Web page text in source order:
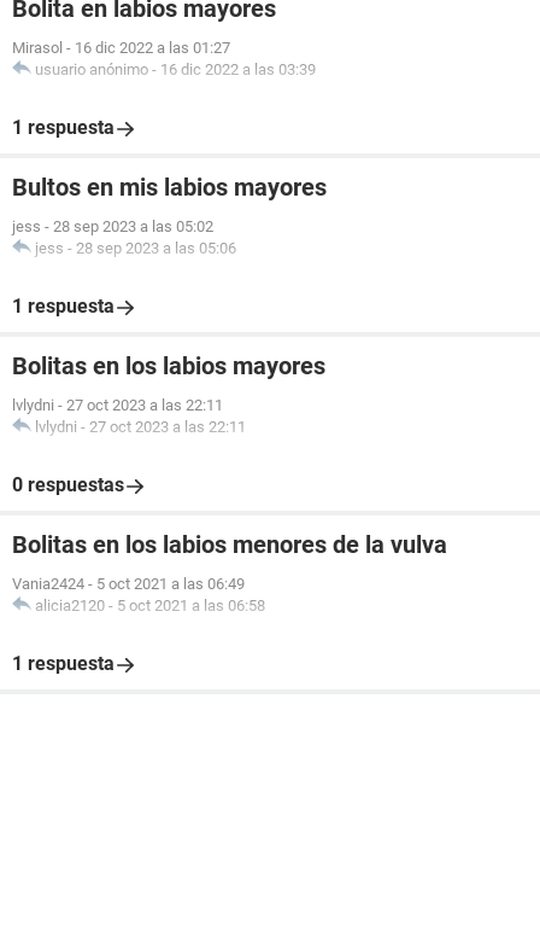
Bolita en labios mayores
Mirasol - 16 dic 2022 a las 01:27
usuario anónimo - 16 dic 2022 a las 03:39
1 respuesta
Bultos en mis labios mayores
jess - 28 sep 2023 a las 05:02
jess - 28 sep 2023 a las 05:06
1 respuesta
Bolitas en los labios mayores
lvlydni - 27 oct 2023 a las 22:11
lvlydni - 27 oct 2023 a las 22:11
0 respuestas
Bolitas en los labios menores de la vulva
Vania2424 - 5 oct 2021 a las 06:49
alicia2120 - 5 oct 2021 a las 06:58
1 respuesta